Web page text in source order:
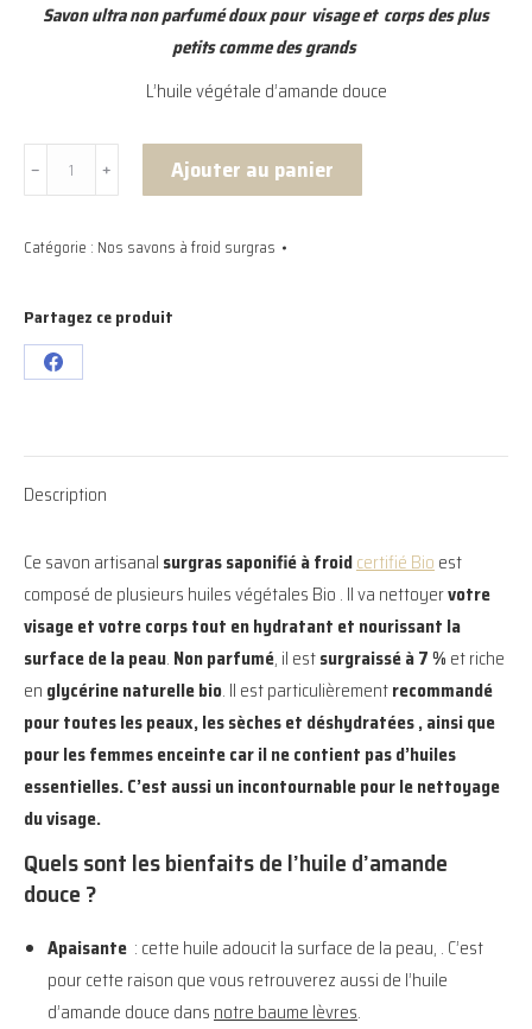
Savon ultra non parfumé doux pour visage et corps des plus
petits comme des grands
L’huile végétale d’amande douce
quantité
de
à
surgras
certifié
Bio
d'amande
﹣ ﹢ Ajouter au panier
Catégorie : Nos savons à froid surgras
Partagez ce produit
Partager
Facebook
Description
Ce savon artisanal surgras saponifié à froidcertifié Bioest
composé de plusieurs huiles végétales Bio . Il va nettoyervotre
visage et votre corps tout en hydratant et nourissant la
surface de la peau. Non parfumé, il estsurgraissé à 7 % et riche
en glycérine naturelle bio. Il est particulièrementrecommandé
pour toutes les peaux, les sèches et déshydratées , ainsi que
pour les femmes enceinte car il ne contient pas d’huiles
essentielles. C’est aussi un incontournable pour le nettoyage
du visage.
Quels sont les bienfaits de l’huile d’amande
douce?
Apaisante : cette huile adoucit la surface de la peau, . C’est
pour cette raison que vous retrouverez aussi de l’huile
d’amande douce dansnotre baume lèvres.